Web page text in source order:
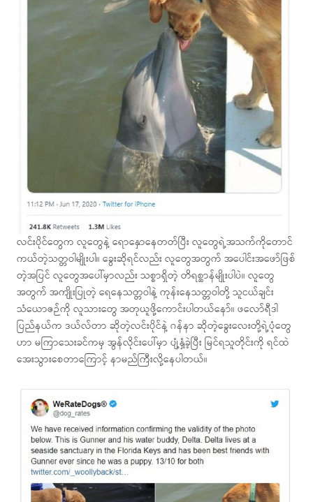
လင်းပိုင်တွေက လူတွေနဲ့ ရောနှောနေတတ်ပြီး လူတွေရဲ့အသက်ကိုတောင်
ကယ်တဲ့သတ္တဝါမျိုးပါ။ ခွေးဆိုရင်လည်း လူတွေအတွက် အပေါင်းအဖော်ဖြစ်
တဲ့အပြင် လူတွေအပေါ်မှာလည်း သစ္စာရှိတဲ့ တိရစ္ဆာန်မျိုးပါပဲ။ လူတွေ
အတွက် အကျိုးပြုတဲ့ ရေနေသတ္တဝါနဲ့ ကုန်းနေသတ္တဝါတို့ သူငယ်ချင်း
သံယောဇဉ်ကို လူသားတွေ အတုယူဖို့ကောင်းပါတယ်နော်။ ဖလော်ရီဒါ
ပြည်နယ်က ဒယ်လ်တာ ဆိုတဲ့လင်းပိုင်နဲ့ ဂန်နာ ဆိုတဲ့ခွေးလေးတို့ရဲ့ပုံတွေ
ဟာ မကြာသေးခင်ကမှ အွန်လိုင်းပေါ်မှာ ပျံ့နှံ့ခဲ့ပြီး မြင်ရသူတိုင်းကို ရင်ထဲ
အေးသွားစေတာကြောင့် နာမည်ကြီးလို့နေပါတယ်။